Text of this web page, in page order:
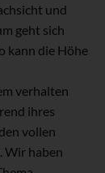
und
geht sich
kann die Höhe
verhalten
ihres
vollen
Wir haben